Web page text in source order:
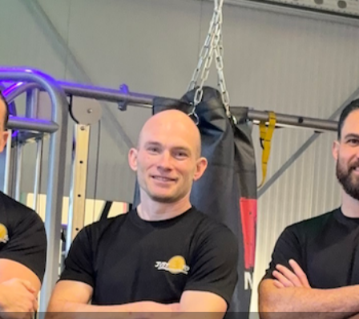
Onbeperkt inschrijven voor alle groepslessen.
2 jaar abonnement.
Meld je aan!
Coaching
Personal training